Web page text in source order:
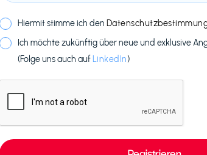
Hiermit stimme ich den
Ich möchte zukünftig über neue und exklusive
(Folge uns auch auf LinkedIn)